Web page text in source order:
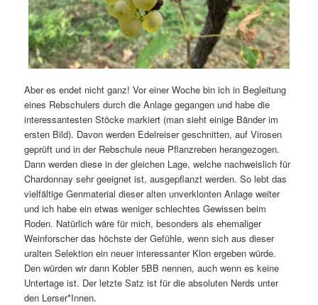
Aber es endet nicht ganz! Vor einer Woche bin ich in Begleitung
eines Rebschulers durch die Anlage gegangen und habe die
interessantesten Stöcke markiert (man sieht einige Bänder im
ersten Bild). Davon werden Edelreiser geschnitten, auf Virosen
geprüft und in der Rebschule neue Pflanzreben herangezogen.
Dann werden diese in der gleichen Lage, welche nachweislich für
Chardonnay sehr geeignet ist, ausgepflanzt werden. So lebt das
vielfältige Genmaterial dieser alten unverklonten Anlage weiter
und ich habe ein etwas weniger schlechtes Gewissen beim
Roden. Natürlich wäre für mich, besonders als ehemaliger
Weinforscher das höchste der Gefühle, wenn sich aus dieser
uralten Selektion ein neuer interessanter Klon ergeben würde.
Den würden wir dann Kobler 5BB nennen, auch wenn es keine
Untertage ist. Der letzte Satz ist für die absoluten Nerds unter
den Lerser*Innen.